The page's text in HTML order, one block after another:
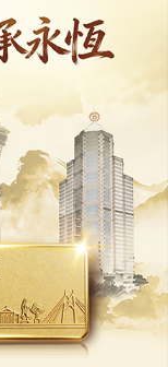
分享
倒
額